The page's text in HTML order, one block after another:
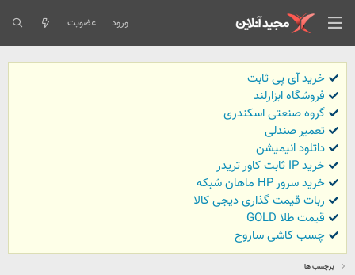
ورود عضویت
خرید آی پی ثابت
فروشگاه ابزارلند
گروه صنعتی اسکندری
تعمیر صندلی
داتلود انیمیشن
خرید IP ثابت کاور تریدر
خرید سرور HP ماهان شبکه
ربات قیمت گذاری دیجی کالا
قیمت طلا GOLD
چسب کاشی ساروج
برچسب ها